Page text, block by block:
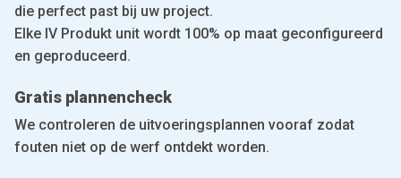
die perfect past bij uw project.
Elke IV Produkt unit wordt 100% op maat geconfigureerd
en geproduceerd.
Gratis plannencheck
We controleren de uitvoeringsplannen vooraf zodat
fouten niet op de werf ontdekt worden.